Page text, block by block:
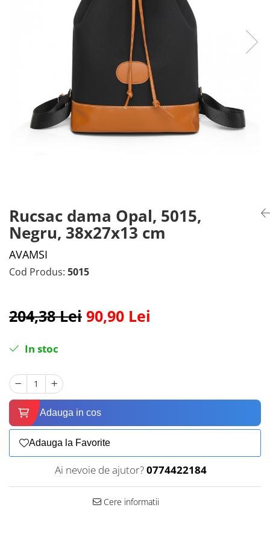
Rucsac dama Opal, 5015,
Negru, 38x27x13 cm
AVAMSI
Cod Produs: 5015
204,38 Lei 90,90 Lei
In stoc
Adauga in cos
Adauga la Favorite
Ai nevoie de ajutor?0774422184
Cere informatii